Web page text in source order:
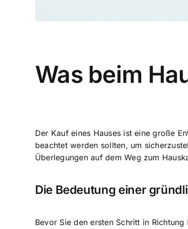
Was beim
Der Kauf eines Hauses ist eine große
beachtet werden sollten, um
Überlegungen auf dem Weg zum
Die Bedeutung einer
Bevor Sie den ersten Schritt in